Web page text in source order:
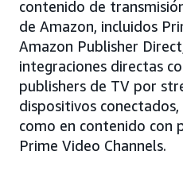
contenido de
de Amazon, incluidos
Amazon Publisher
integraciones directas
publishers de TV por
dispositivos
como en contenido con
Prime Video Channels.